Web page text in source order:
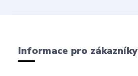
Informace pro zákazníky